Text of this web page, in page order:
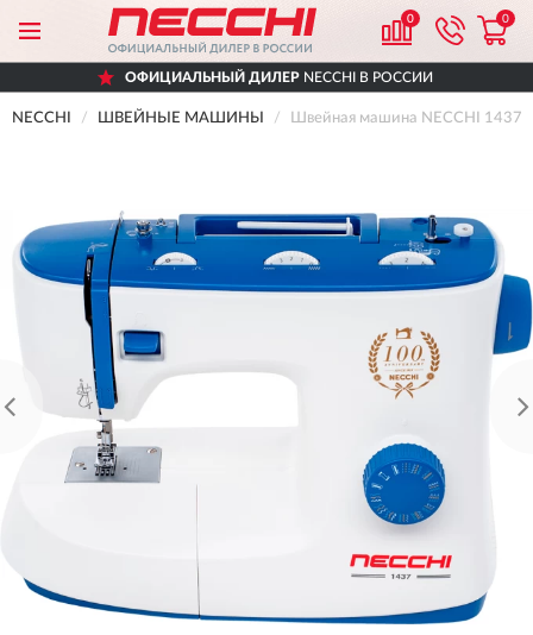
0 0
ОФИЦИАЛЬНЫЙ ДИЛЕР NECCHI В РОССИИ
NECCHI ШВЕЙНЫЕ МАШИНЫ Швейная машина NECCHI 1437